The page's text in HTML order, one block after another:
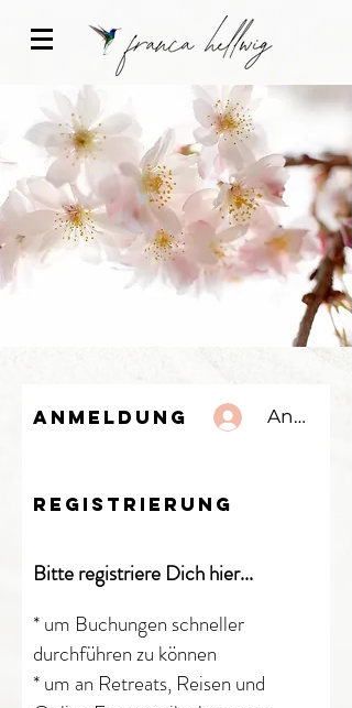
Anmeldung
REGISTRIERUNG
​Bitte registriere Dich hier...
* um Buchungen schneller
durchführen zu können
​* um an Retreats, Reisen und